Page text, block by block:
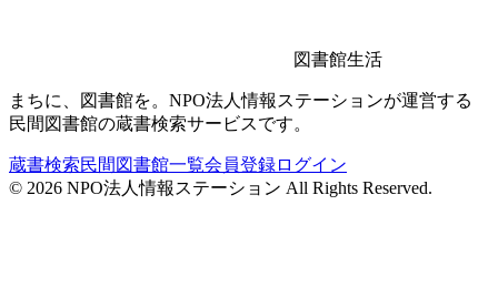
図書館生活
まちに、図書館を。NPO法人情報ステーションが運営する
民間図書館の蔵書検索サービスです。
蔵書検索民間図書館一覧会員登録ログイン
© 2026 NPO法人情報ステーション All Rights Reserved.